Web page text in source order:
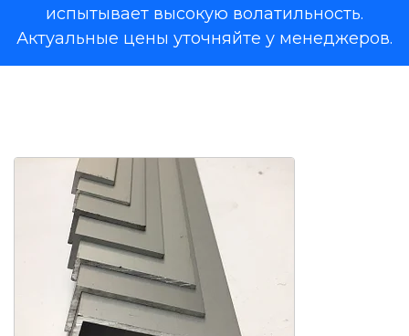
испытывает высокую волатильность.
Актуальные цены уточняйте у менеджеров.